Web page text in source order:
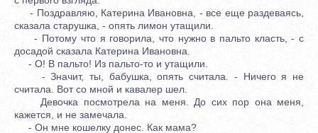
- Поздравляю, Катерина Ивановна, - все еще раздеваясь,
сказала старушка, - опять лимон утащили.
- Потому что я говорила, что нужно в пальто класть, - с
досадой сказала Катерина Ивановна.
- О! В пальто! Из пальто-то и утащили.
- Значит, ты, бабушка, опять считала. - Ничего я не
считала. Вот со мной и кавалер шел.
Девочка посмотрела на меня. До сих пор она меня,
кажется, и не замечала.
- Он мне кошелку донес. Как мама?